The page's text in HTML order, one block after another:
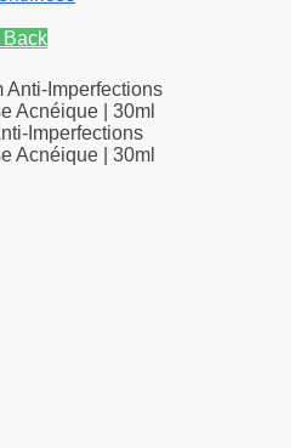
Back
Imperfections
Acnéique | 30ml